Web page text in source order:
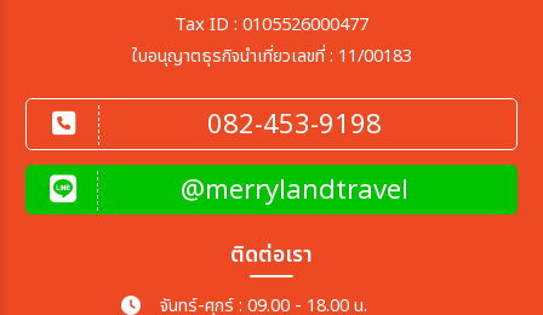
Tax ID : 0105526000477
ใบอนุญาตธุรกิจนำเที่ยวเลขที่ : 11/00183
082-453-9198
@merrylandtravel
ติดต่อเรา
จันทร์-ศุกร์ : 09.00 - 18.00 น.